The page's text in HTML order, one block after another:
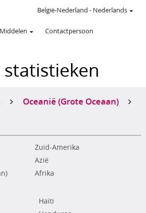
Middelen Contactpersoon
België-Nederland - Nederlands
statistieken
Oceanië (Grote Oceaan)
Zuid-Amerika
Azië
Afrika
Haïti